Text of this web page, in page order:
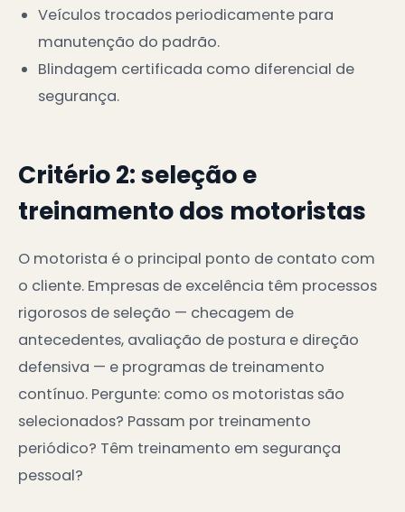
Veículos trocados periodicamente para
manutenção do padrão.
Blindagem certificada como diferencial de
segurança.
Critério 2: seleção e
treinamento dos motoristas
O motorista é o principal ponto de contato com
o cliente. Empresas de excelência têm processos
rigorosos de seleção — checagem de
antecedentes, avaliação de postura e direção
defensiva — e programas de treinamento
contínuo. Pergunte: como os motoristas são
selecionados? Passam por treinamento
periódico? Têm treinamento em segurança
pessoal?